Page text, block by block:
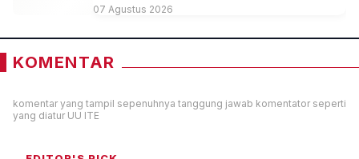
07 Agustus 2026
KOMENTAR
komentar yang tampil sepenuhnya tanggung jawab komentator seperti
yang diatur UU ITE